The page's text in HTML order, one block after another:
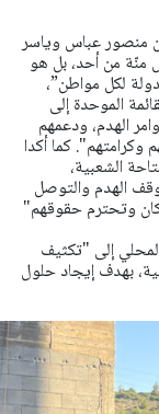
منصور عباس وياسر
من أحد، بل هو
لكل مواطن”،
الموحدة إلى
الهدم، ودعمهم
كما أكدا
الشعبية،
وقف الهدم والتوصل
وتحترم حقوقهم"
إلى "تكثيف
بهدف إيجاد حلول